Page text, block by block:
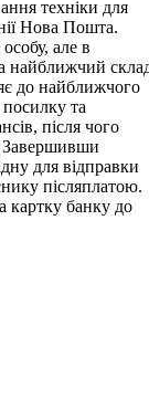
техніки для
Нова Пошта.
але в
найближчий
до найближчого
та
після чого
Завершивши
для відправки
післяплатою.
картку банку до